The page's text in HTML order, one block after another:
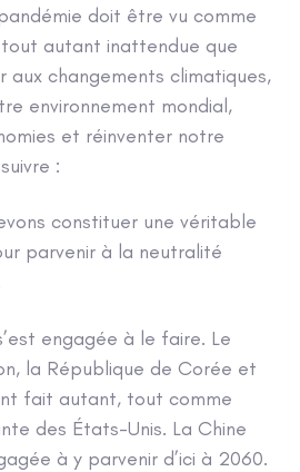
doit être vu comme
tout autant inattendue que
aux changements climatiques,
environnement mondial,
et réinventer notre
:
constituer une véritable
parvenir à la neutralité
engagée à le faire. Le
la République de Corée et
fait autant, tout comme
des États-Unis. La Chine
à y parvenir d’ici à 2060.